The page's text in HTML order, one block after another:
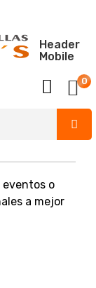
0
Header
Mobile
o
a mejor